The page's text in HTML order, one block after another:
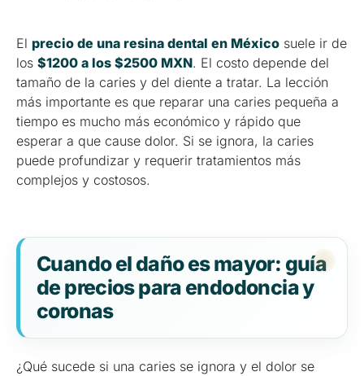
El precio de una resina dental en México suele ir de
los $1200 a los $2500 MXN. El costo depende del
tamaño de la caries y del diente a tratar. La lección
más importante es que reparar una caries pequeña a
tiempo es mucho más económico y rápido que
esperar a que cause dolor. Si se ignora, la caries
puede profundizar y requerir tratamientos más
complejos y costosos.
Cuando el daño es mayor: guía
de precios para endodoncia y
coronas
¿Qué sucede si una caries se ignora y el dolor se